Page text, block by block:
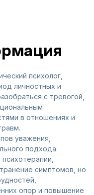
психолог,
личностных и
с тревогой,
в отношениях и
уважения,
подхода.
симптомов, но
опор и повышение